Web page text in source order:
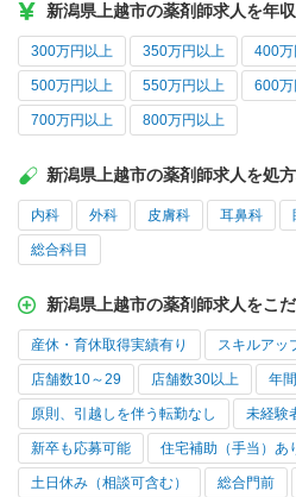
新潟県上越市の薬剤師求人を年
300万円以上 350万円以上 400
500万円以上 550万円以上 600
700万円以上 800万円以上
新潟県上越市の薬剤師求人を処
内科 外科 皮膚科 耳鼻科
総合科目
新潟県上越市の薬剤師求人をこ
産休・育休取得実績有り スキルアッ
店舗数10～29 店舗数30以上 年
原則、引越しを伴う転勤なし 未経験
新卒も応募可能 住宅補助（手当）あ
土日休み（相談可含む） 総合門前